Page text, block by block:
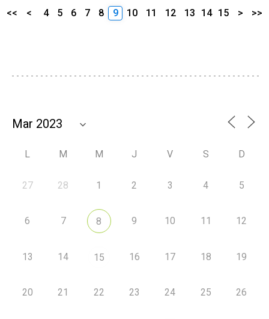
<< < 4 5 6 7 8 9 10 11 12 13 14 15 > >>
L M M J V S D
27 28 1 2 3 4 5
6 7 8 9 10 11 12
13 14 15 16 17 18 19
20 21 22 23 24 25 26